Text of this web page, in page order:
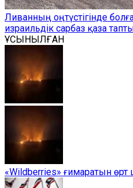
Ливанның оңтүстігінде
израильдік сарбаз қаза
ҰСЫНЫЛҒАН
«Wildberries» ғимаратын